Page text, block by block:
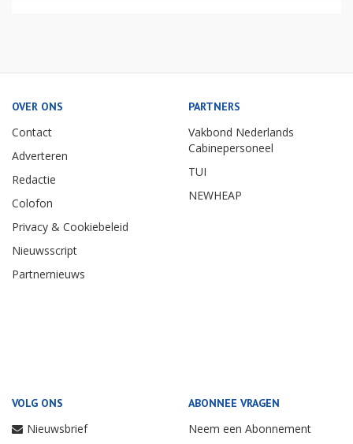
OVER ONS
Contact
Adverteren
Redactie
Colofon
Privacy & Cookiebeleid
Nieuwsscript
Partnernieuws
PARTNERS
Vakbond Nederlands
Cabinepersoneel
TUI
NEWHEAP
VOLG ONS
Nieuwsbrief
ABONNEE VRAGEN
Neem een Abonnement